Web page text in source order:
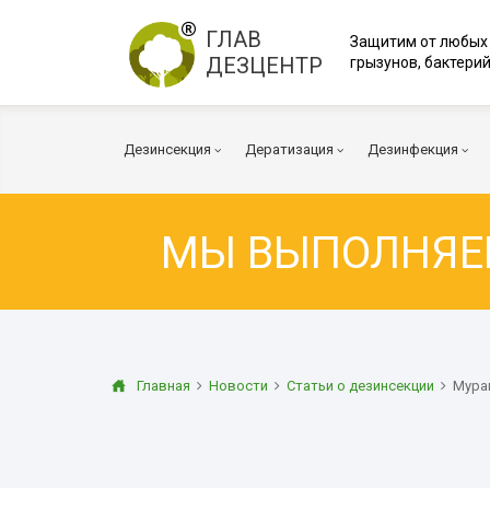
ГЛАВ
ДЕЗЦЕНТР
Защитим от любых
грызунов,
Дезинсекция
Тараканы
Дератизация
Мыши
Дезинфекция
Вирусы и
МЫ
Главная Новости Статьи о дезинсекции